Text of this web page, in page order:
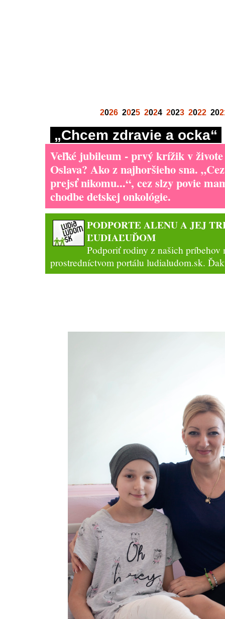
2026 2025 2024 2023 2022 20
„Chcem zdravie a ocka“
Veľké jubileum - prvý krížik v
Oslava? Ako z najhoršieho sna.
prejsť nikomu...“, cez slzy povie
chodbe detskej onkológie.
PODPORTE ALENU A JEJ
ĽUDIAĽUĎOM
Podporiť rodiny z našich príbehov
prostredníctvom portálu ludialudom.sk.